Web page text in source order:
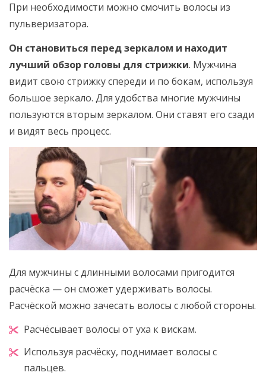
При необходимости можно смочить волосы из
пульверизатора.
Он становиться перед зеркалом и находит
лучший обзор головы для стрижки. Мужчина
видит свою стрижку спереди и по бокам, используя
большое зеркало. Для удобства многие мужчины
пользуются вторым зеркалом. Они ставят его сзади
и видят весь процесс.
Для мужчины с длинными волосами пригодится
расчёска — он сможет удерживать волосы.
Расчёской можно зачесать волосы с любой стороны.
Расчёсывает волосы от уха к вискам.
Используя расчёску, поднимает волосы с
пальцев.